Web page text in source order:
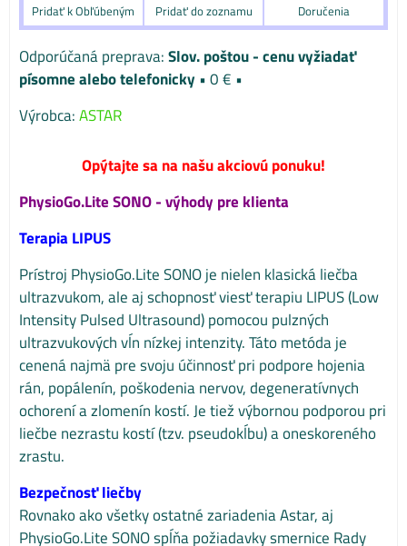
Pridať k Obľúbeným Pridať do zoznamu Doručenia
Slov. poštou - cenu vyžiadať
písomne alebo telefonicky •0 € •
Výrobca:ASTAR
Opýtajte sa na našu akciovú ponuku!
PhysioGo.Lite SONO - výhody pre klienta
Terapia LIPUS
Prístroj PhysioGo.Lite SONO je nielen klasická liečba
ultrazvukom, ale aj schopnosť viesť terapiu LIPUS (Low
Intensity Pulsed Ultrasound) pomocou pulzných
ultrazvukových vĺn nízkej intenzity. Táto metóda je
cenená najmä pre svoju účinnosť pri podpore hojenia
rán, popálenín, poškodenia nervov, degeneratívnych
ochorení a zlomenín kostí. Je tiež výbornou podporou pri
liečbe nezrastu kostí (tzv. pseudokĺbu) a oneskoreného
zrastu.
Bezpečnosť liečby
Rovnako ako všetky ostatné zariadenia Astar, aj
PhysioGo.Lite SONO spĺňa požiadavky smernice Rady